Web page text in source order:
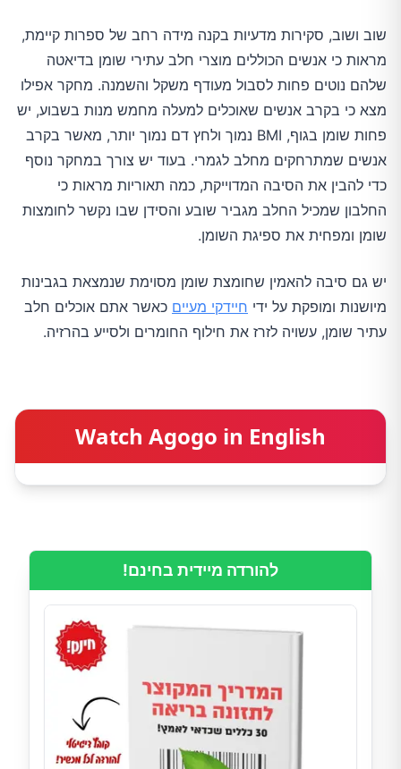
שוב ושוב, סקירות מדעיות בקנה מידה רחב של ספרות קיימת,
מראות כי אנשים הכוללים מוצרי חלב עתירי שומן בדיאטה
שלהם נוטים פחות לסבול מעודף משקל והשמנה. מחקר אפילו
מצא כי בקרב אנשים שאוכלים למעלה מחמש מנות בשבוע, יש
פחות שומן בגוף, BMI נמוך ולחץ דם נמוך יותר, מאשר בקרב
אנשים שמתרחקים מחלב לגמרי. בעוד יש צורך במחקר נוסף
כדי להבין את הסיבה המדוייקת, כמה תאוריות מראות כי
החלבון שמכיל החלב מגביר שובע והסידן שבו נקשר לחומצות
שומן ומפחית את ספיגת השומן.
יש גם סיבה להאמין שחומצת שומן מסוימת שנמצאת בגבינות
מיושנות ומופקת על ידי חיידקי מעיים כאשר אתם אוכלים חלב
עתיר שומן, עשויה לזרז את חילוף החומרים ולסייע בהרזיה.
Watch Agogo in English
להורדה מיידית בחינם!